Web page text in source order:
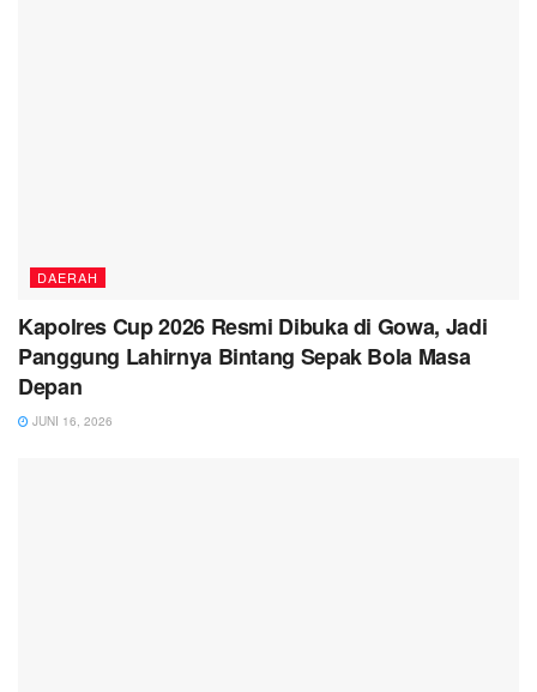
DAERAH
Kapolres Cup 2026 Resmi Dibuka di Gowa, Jadi
Panggung Lahirnya Bintang Sepak Bola Masa
Depan
JUNI 16, 2026